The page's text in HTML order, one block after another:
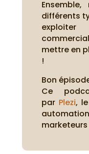
différents
exploiter
mettre en
!
Bon
Ce
par Plezi,